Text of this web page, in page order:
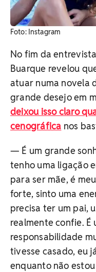
Foto: Instagram
No fim da
Buarque revelou
atuar numa novela
grande desejo em
deixou isso claro
cenográfica nos
— É um grande
tenho uma ligação
para ser mãe, é
forte, sinto uma
precisa ter um pai,
realmente confie. É
responsabilidade
tivesse casado, eu
enquanto não